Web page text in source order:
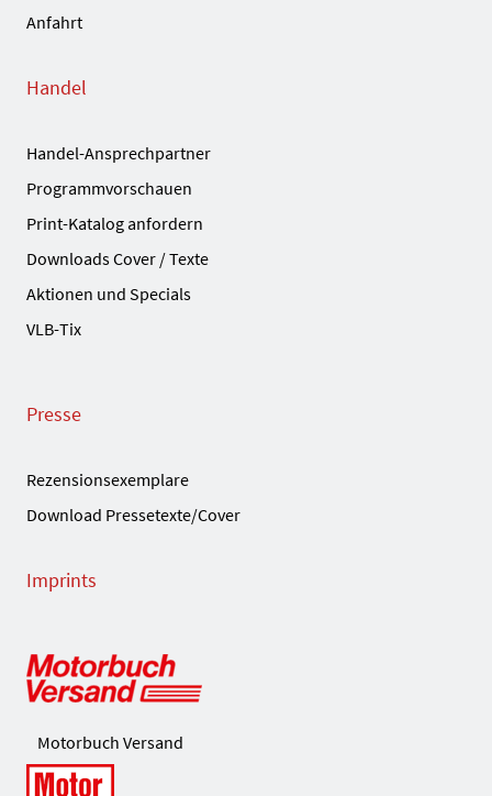
Anfahrt
Handel
Handel-Ansprechpartner
Programmvorschauen
Print-Katalog anfordern
Downloads Cover / Texte
Aktionen und Specials
VLB-Tix
Presse
Rezensionsexemplare
Download Pressetexte/Cover
Imprints
Motorbuch Versand